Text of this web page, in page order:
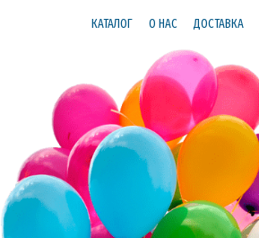
КАТАЛОГ О НАС ДОСТАВКА